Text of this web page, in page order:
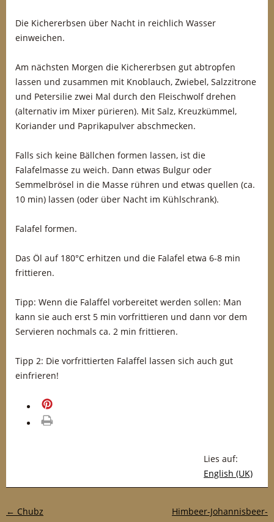
Die Kichererbsen über Nacht in reichlich Wasser
einweichen.
Am nächsten Morgen die Kichererbsen gut abtropfen
lassen und zusammen mit Knoblauch, Zwiebel, Salzzitrone
und Petersilie zwei Mal durch den Fleischwolf drehen
(alternativ im Mixer pürieren). Mit Salz, Kreuzkümmel,
Koriander und Paprikapulver abschmecken.
Falls sich keine Bällchen formen lassen, ist die
Falafelmasse zu weich. Dann etwas Bulgur oder
Semmelbrösel in die Masse rühren und etwas quellen (ca.
10 min) lassen (oder über Nacht im Kühlschrank).
Falafel formen.
Das Öl auf 180°C erhitzen und die Falafel etwa 6-8 min
frittieren.
Tipp: Wenn die Falaffel vorbereitet werden sollen: Man
kann sie auch erst 5 min vorfrittieren und dann vor dem
Servieren nochmals ca. 2 min frittieren.
Tipp 2: Die vorfrittierten Falaffel lassen sich auch gut
einfrieren!
Lies auf:
English (UK)
Post-Navigation
← Chubz
Himbeer-Johannisbeer-